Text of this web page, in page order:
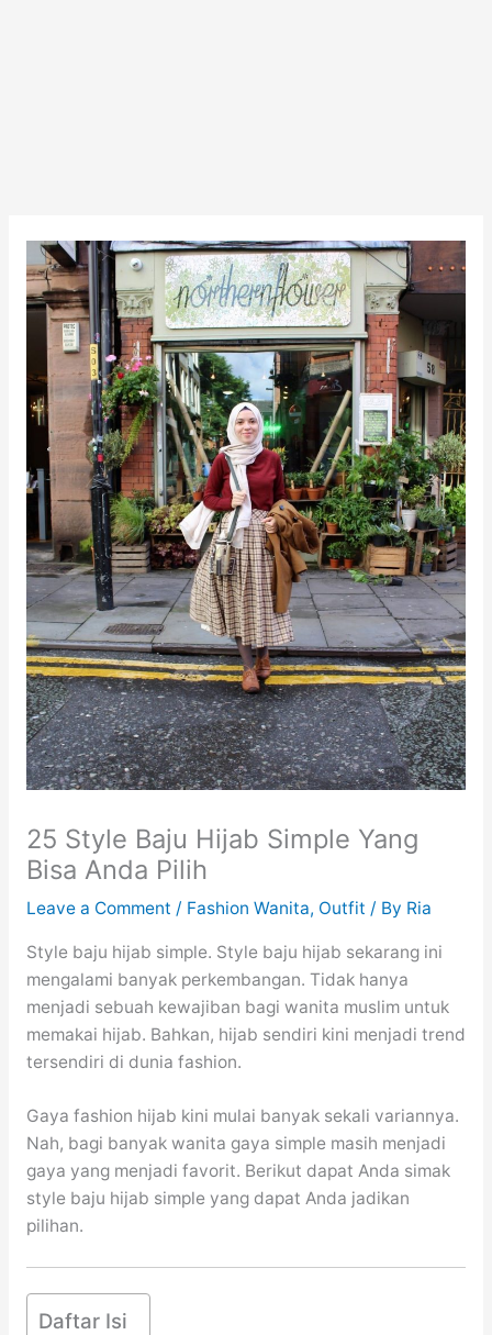
25 Style Baju Hijab Simple Yang
Bisa Anda Pilih
Leave a Comment / Fashion Wanita, Outfit / By Ria
Style baju hijab simple. Style baju hijab sekarang ini
mengalami banyak perkembangan. Tidak hanya
menjadi sebuah kewajiban bagi wanita muslim untuk
memakai hijab. Bahkan, hijab sendiri kini menjadi trend
tersendiri di dunia fashion.
Gaya fashion hijab kini mulai banyak sekali variannya.
Nah, bagi banyak wanita gaya simple masih menjadi
gaya yang menjadi favorit. Berikut dapat Anda simak
style baju hijab simple yang dapat Anda jadikan
pilihan.
Daftar Isi